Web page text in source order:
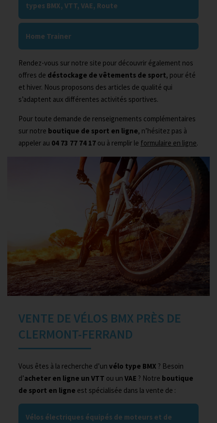
types BMX, VTT, VAE, Route
Home Trainer
Rendez-vous sur notre site pour découvrir également nos
offres de déstockage de vêtements de sport, pour été
et hiver. Nous proposons des articles de qualité qui
s’adaptent aux différentes activités sportives.
Pour toute demande de renseignements complémentaires
sur notre boutique de sport en ligne, n’hésitez pas à
appeler au 04 73 77 74 17 ou à remplir le formulaire en ligne.
VENTE DE VÉLOS BMX PRÈS DE
CLERMONT-FERRAND
Vous êtes à la recherche d’un vélo type BMX ? Besoin
d’acheter en ligne un VTT ou un VAE ? Notre boutique
de sport en ligne est spécialisée dans la vente de :
Vélos électriques équipés de moteurs et de